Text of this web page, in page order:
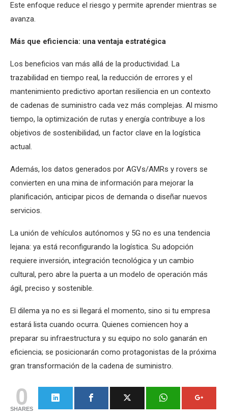
Este enfoque reduce el riesgo y permite aprender mientras se
avanza.
Más que eficiencia: una ventaja estratégica
Los beneficios van más allá de la productividad. La
trazabilidad en tiempo real, la reducción de errores y el
mantenimiento predictivo aportan resiliencia en un contexto
de cadenas de suministro cada vez más complejas. Al mismo
tiempo, la optimización de rutas y energía contribuye a los
objetivos de sostenibilidad, un factor clave en la logística
actual.
Además, los datos generados por AGVs/AMRs y rovers se
convierten en una mina de información para mejorar la
planificación, anticipar picos de demanda o diseñar nuevos
servicios.
La unión de vehículos autónomos y 5G no es una tendencia
lejana: ya está reconfigurando la logística. Su adopción
requiere inversión, integración tecnológica y un cambio
cultural, pero abre la puerta a un modelo de operación más
ágil, preciso y sostenible.
El dilema ya no es si llegará el momento, sino si tu empresa
estará lista cuando ocurra. Quienes comiencen hoy a
preparar su infraestructura y su equipo no solo ganarán en
eficiencia; se posicionarán como protagonistas de la próxima
gran transformación de la cadena de suministro.
0
SHARES